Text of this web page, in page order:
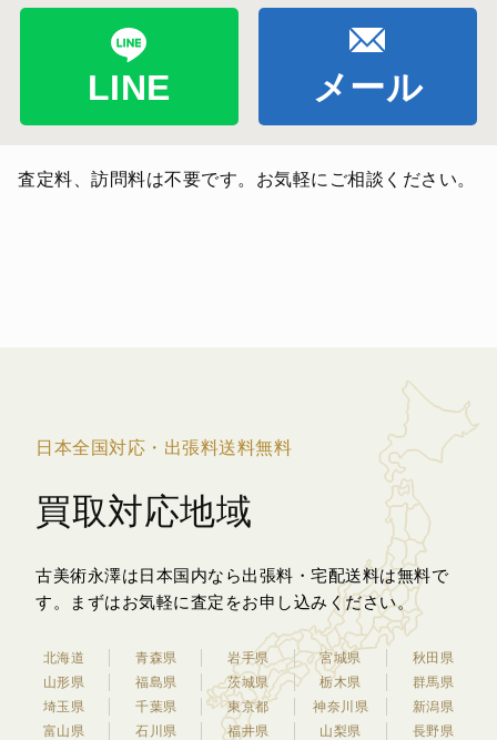
LINE メール
査定料、訪問料は不要です。お気軽にご相談ください。
日本全国対応・出張料送料無料
買取対応地域
古美術永澤は日本国内なら出張料・宅配送料は無料で
す。
まずはお気軽に査定をお申し込みください。
北海道 青森県 岩手県 宮城県
秋田県
山形県
福島県 茨城県 栃木県
群馬県
埼玉県
千葉県 東京都 神奈川県
新潟県
富山県
石川県 福井県 山梨県
長野県